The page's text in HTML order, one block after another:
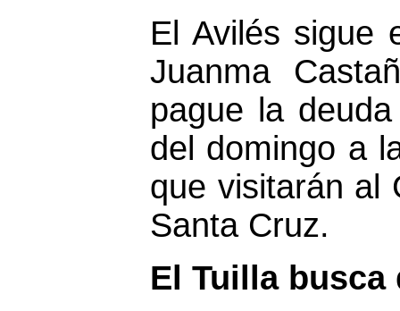
El Avilés sigue
Juanma
pague la
del domingo a
que visitarán al
Santa Cruz.
El Tuilla